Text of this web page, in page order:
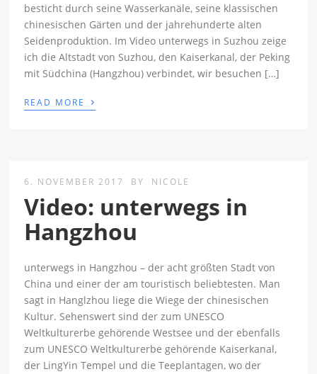
besticht durch seine Wasserkanäle, seine klassischen
chinesischen Gärten und der jahrehunderte alten
Seidenproduktion. Im Video unterwegs in Suzhou zeige
ich die Altstadt von Suzhou, den Kaiserkanal, der Peking
mit Südchina (Hangzhou) verbindet, wir besuchen […]
READ MORE ›
6. NOVEMBER 2017 BY NICOLE
Video: unterwegs in
Hangzhou
unterwegs in Hangzhou – der acht größten Stadt von
China und einer der am touristisch beliebtesten. Man
sagt in Hanglzhou liege die Wiege der chinesischen
Kultur. Sehenswert sind der zum UNESCO
Weltkulturerbe gehörende Westsee und der ebenfalls
zum UNESCO Weltkulturerbe gehörende Kaiserkanal,
der LingYin Tempel und die Teeplantagen, wo der